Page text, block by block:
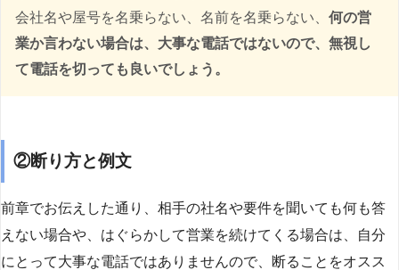
会社名や屋号を名乗らない、名前を名乗らない、 何の営
業か言わない場合は、大事な電話ではないので、無視し
て電話を切っても良いでしょう。
②断り方と例文
前章でお伝えした通り、相手の社名や要件を聞いても何も答
えない場合や、はぐらかして営業を続けてくる場合は、自分
にとって大事な電話ではありませんので、断ることをオスス